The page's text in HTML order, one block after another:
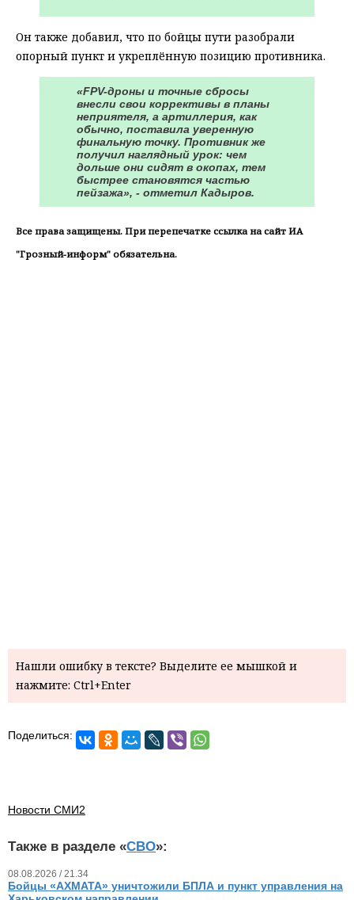
Он также добавил, что по бойцы пути разобрали
опорный пункт и укреплённую позицию противника.
«FPV-дроны и точные сбросы
внесли свои коррективы в планы
неприятеля, а артиллерия, как
обычно, поставила уверенную
финальную точку. Противник же
получил наглядный урок: чем
дольше они сидят в окопах, тем
быстрее становятся частью
пейзажа», - отметил Кадыров.
Все права защищены. При перепечатке ссылка на сайт ИА
"Грозный-информ" обязательна.
Нашли ошибку в тексте? Выделите ее мышкой и
нажмите: Ctrl+Enter
Поделиться:
Новости СМИ2
Также в разделе «СВО»:
08.08.2026 / 21.34
Бойцы «АХМАТА» уничтожили БПЛА и пункт управления на